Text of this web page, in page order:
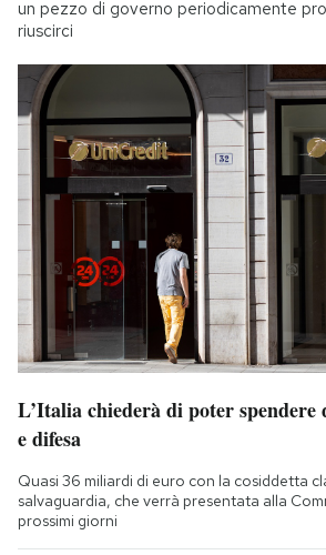
un pezzo di governo periodicamente
riuscirci
L’Italia chiederà di poter
e difesa
Quasi 36 miliardi di euro con la cosiddetta
salvaguardia, che verrà presentata alla
prossimi giorni